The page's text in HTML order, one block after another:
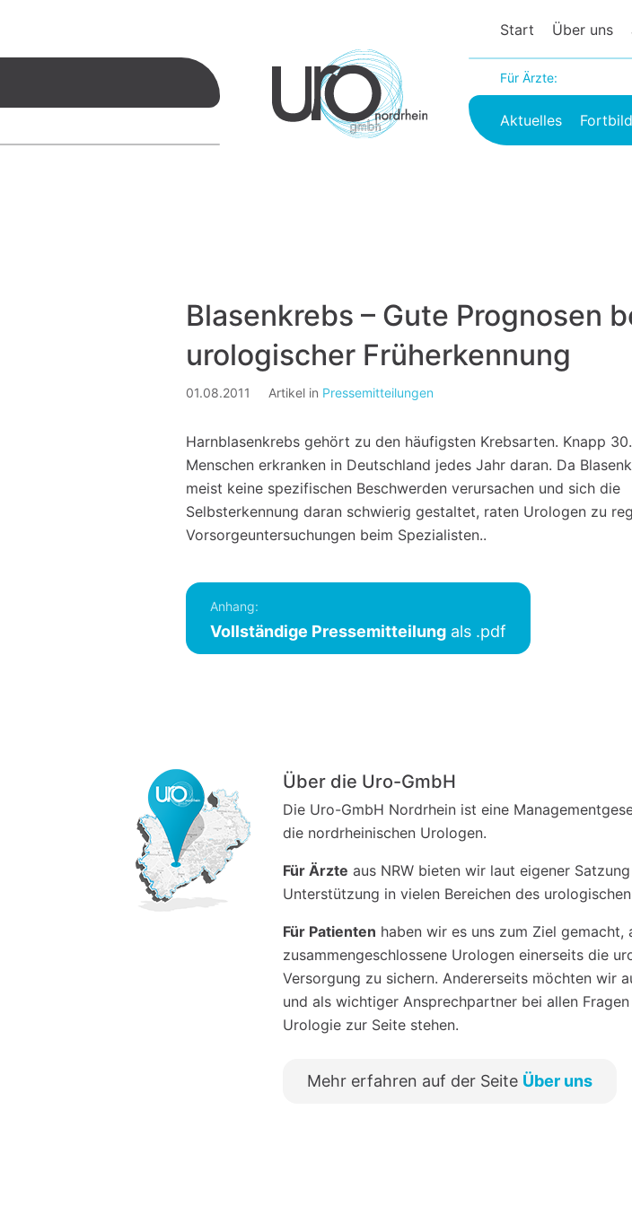
Start Über uns
Für Ärzte:
Aktuelles
Blasenkrebs – Gute Prognosen
urologischer Früherkennung
01.08.2011 Artikel in Pressemitteilungen
Harnblasenkrebs gehört zu den häufigsten Krebsarten. Knapp
Menschen erkranken in Deutschland jedes Jahr daran. Da
meist keine spezifischen Beschwerden verursachen und sich die
Selbsterkennung daran schwierig gestaltet, raten Urologen zu
Vorsorgeuntersuchungen beim Spezialisten..
Anhang:
Vollständige Pressemitteilung als .pdf
Über die Uro-GmbH
Die Uro-GmbH Nordrhein ist eine
die nordrheinischen Urologen.
Für Ärzte aus NRW bieten wir laut eigener
Unterstützung in vielen Bereichen des
Für Patienten haben wir es uns zum Ziel gemacht,
zusammengeschlossene Urologen einerseits die
Versorgung zu sichern. Andererseits möchten wir
und als wichtiger Ansprechpartner bei allen
Urologie zur Seite stehen.
Mehr erfahren auf der Seite Über uns